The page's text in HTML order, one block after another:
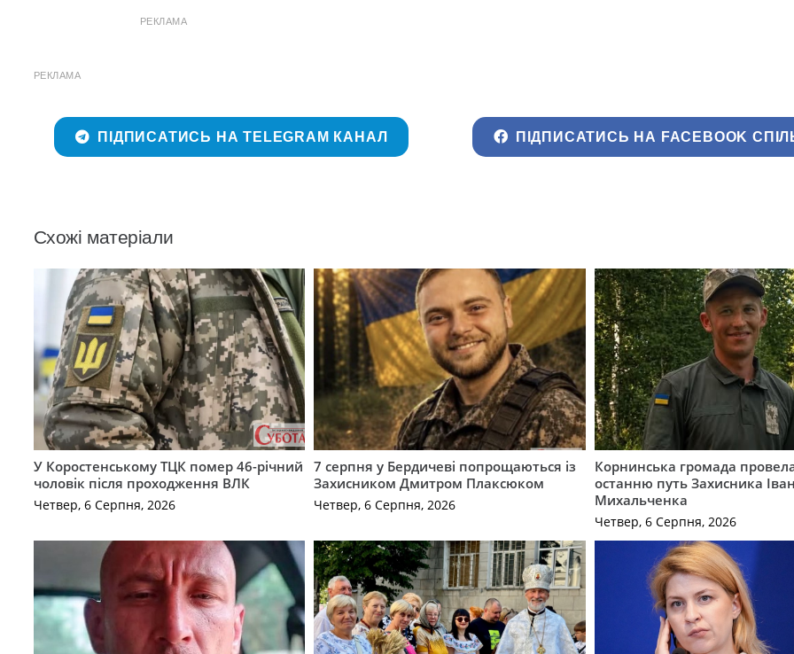
РЕКЛАМА
РЕКЛАМА
ПІДПИСАТИСЬ НА TELEGRAM КАНАЛ ПІДПИСАТИСЬ НА FACEBOOK
Схожі матеріали
У Коростенському ТЦК помер 46-річний
чоловік після проходження ВЛК
Четвер, 6 Серпня, 2026
7 серпня у Бердичеві попрощаються із
Захисником Дмитром Плаксюком
Четвер, 6 Серпня, 2026
Корнинська громада
останню путь Захисника
Михальченка
Четвер, 6 Серпня, 2026